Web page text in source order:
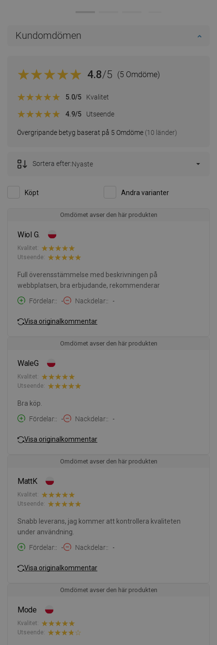
Kundomdömen
4.8/5 (5 Omdöme)
Övergripande betyg baserat på 5 Omdöme (10 länder)
5.0/5 Kvalitet
4.9/5 Utseende
Köpt Andra varianter
Sortera efter:Nyaste
Omdömet avser den här produkten
Wiol G.
Kvalitet:
Utseende:
Full överensstämmelse med beskrivningen på
webbplatsen, bra erbjudande, rekommenderar
Fördelar:
- Nackdelar: -
Visa originalkommentar
Omdömet avser den här produkten
WaleG
Kvalitet:
Utseende:
Bra köp.
Fördelar:
- Nackdelar: -
Visa originalkommentar
Omdömet avser den här produkten
MattK
Kvalitet:
Utseende:
Snabb leverans, jag kommer att kontrollera kvaliteten
under användning.
Fördelar:
- Nackdelar: -
Visa originalkommentar
Omdömet avser den här produkten
Mode
Kvalitet:
Utseende: